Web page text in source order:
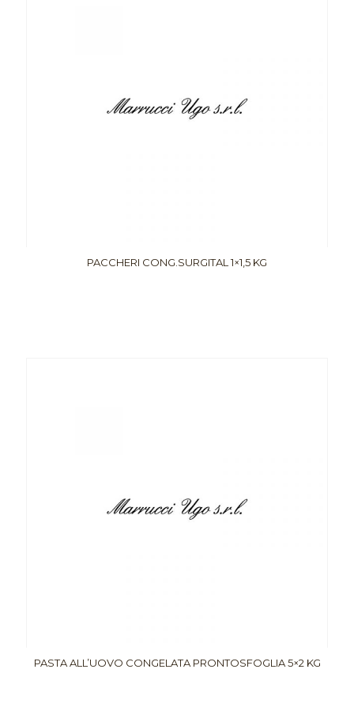
PACCHERI CONG.SURGITAL 1×1,5 KG
PASTA ALL’UOVO CONGELATA PRONTOSFOGLIA 5×2 KG